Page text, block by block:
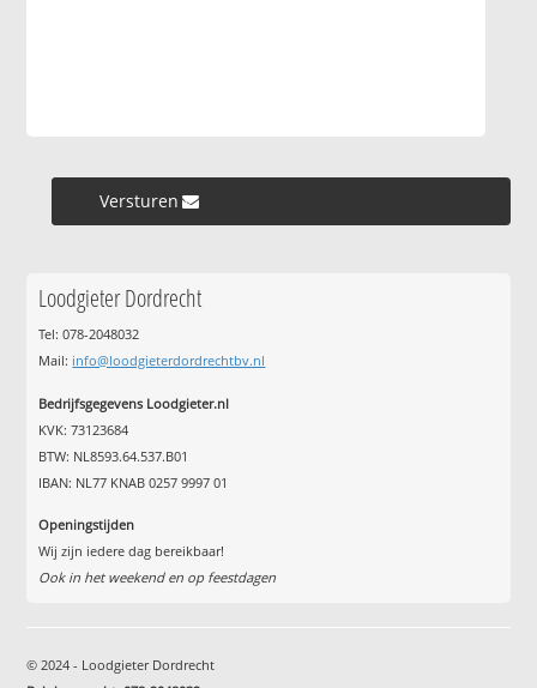
Versturen »
Loodgieter Dordrecht
Tel: 078-2048032
Mail: info@loodgieterdordrechtbv.nl
Bedrijfsgegevens Loodgieter.nl
KVK: 73123684
BTW: NL8593.64.537.B01
IBAN: NL77 KNAB 0257 9997 01
Openingstijden
Wij zijn iedere dag bereikbaar!
Ook in het weekend en op feestdagen
© 2024 - Loodgieter Dordrecht